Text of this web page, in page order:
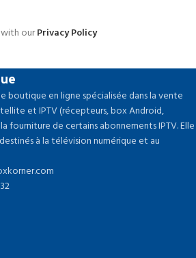
ourPrivacy Policy
boutique en ligne spécialisée dans la vente
et IPTV (récepteurs, box Android,
fourniture de certains abonnements IPTV. Elle
à la télévision numérique et au